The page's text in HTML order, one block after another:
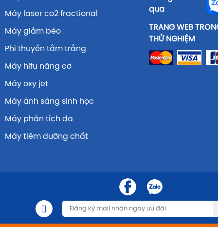
Máy laser co2 fractional
Máy giảm béo
Phi thuyền tắm trắng
Máy hifu nâng cơ
Máy oxy jet
Máy ánh sáng sinh học
Máy phân tích da
Máy tiêm dưỡng chất
qua
TRANG WEB
THỬ NGHIỆM